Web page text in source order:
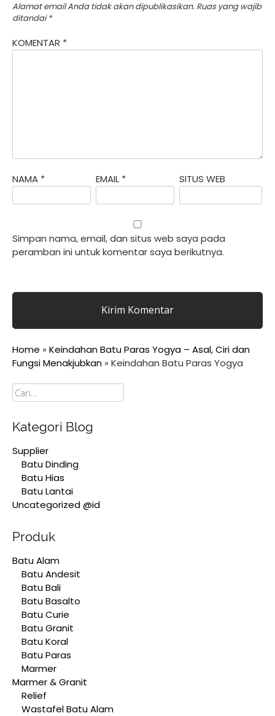
Alamat email Anda tidak akan dipublikasikan. Ruas yang wajib
ditandai*
KOMENTAR *
NAMA * EMAIL * SITUS WEB
Simpan nama, email, dan situs web saya pada
peramban ini untuk komentar saya berikutnya.
Home » Keindahan Batu Paras Yogya – Asal, Ciri dan
Fungsi Menakjubkan » Keindahan Batu Paras Yogya
Cari
Kategori Blog
Supplier
Batu Dinding
Batu Hias
Batu Lantai
Uncategorized @id
Produk
Batu Alam
Batu Andesit
Batu Bali
Batu Basalto
Batu Curie
Batu Granit
Batu Koral
Batu Paras
Marmer
Marmer & Granit
Relief
Wastafel Batu Alam